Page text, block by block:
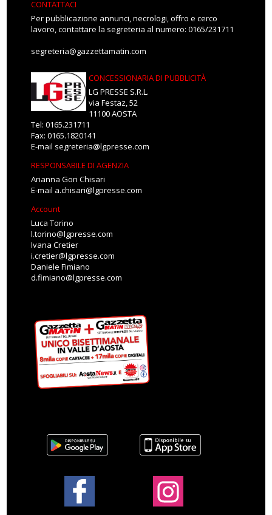
CONTATTACI
Per pubblicazione annunci, necrologi, offro e cerco
lavoro, contattare la segreteria al numero: 0165/231711
segreteria@gazzettamatin.com
CONCESSIONARIA DI PUBBLICITÀ
LG PRESSE S.R.L.
via Festaz, 52
11100 AOSTA
Tel: 0165.231711
Fax: 0165.1820141
E-mail segreteria@lgpresse.com
RESPONSABILE DI AGENZIA
Arianna Gori Chisari
E-mail a.chisari@lgpresse.com
Account
Luca Torino
l.torino@lgpresse.com
Ivana Cretier
i.cretier@lgpresse.com
Daniele Fimiano
d.fimiano@lgpresse.com